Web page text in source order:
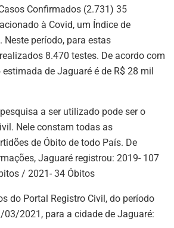
Confirmados (2.731) 35
à Covid, um Índice de
Neste período, para estas
8.470 testes. De acordo com
estimada de Jaguaré é de R$ 28 mil
a ser utilizado pode ser o
Nele constam todas as
de Óbito de todo País. De
Jaguaré registrou: 2019- 107
/ 2021- 34 Óbitos
do Portal Registro Civil, do período
2021, para a cidade de Jaguaré: